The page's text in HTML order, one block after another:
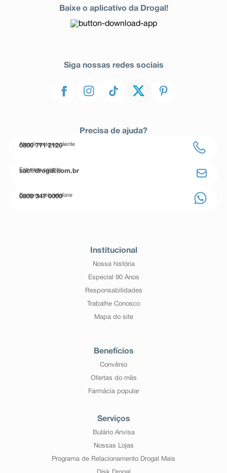
Baixe o aplicativo da Drogal!
Siga nossas redes sociais
Precisa de ajuda?
Atendimento ao cliente
0800 771 2120
Entre em contato
sac@drogal.com.br
Compre pelo telefone
0800 347 0000
Institucional
Nossa história
Especial 90 Anos
Responsabilidades
Trabalhe Conosco
Mapa do site
Benefícios
Convênio
Ofertas do mês
Farmácia popular
Serviços
Bulário Anvisa
Nossas Lojas
Programa de Relacionamento Drogal Mais